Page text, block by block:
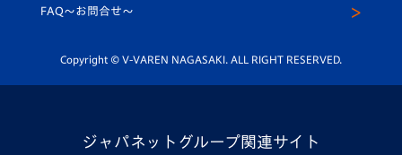
平和祈念活動
ホームタウン活動
スクール
FAQ〜お問合せ〜
Copyright © V-VAREN NAGASAKI. ALL RIGHT RESERVED.
ジャパネットグループ関連サイト